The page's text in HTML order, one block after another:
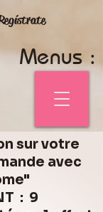
Menus :
sur votre
avec
: 9